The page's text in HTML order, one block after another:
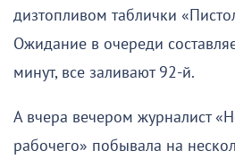
дизтопливом таблички
Ожидание в очереди
минут, все заливают 92-й.
А вчера вечером журналист
рабочего» побывала на